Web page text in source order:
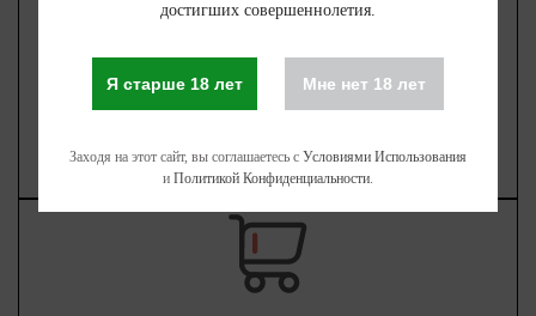
YOUR REWARDS
Reward history
достигших совершеннолетия.
Я старше 18 лет Мне нет 18 лет
Заходя на этот сайт, вы соглашаетесь с Условиями Использования
и Политикой Конфиденциальности.